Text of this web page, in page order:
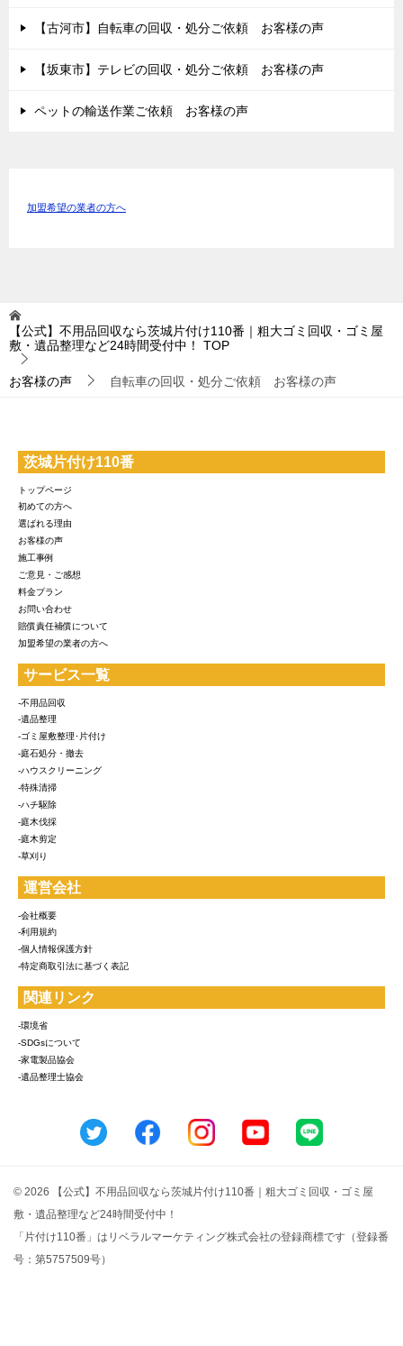
【古河市】自転車の回収・処分ご依頼 お客様の声
【坂東市】テレビの回収・処分ご依頼 お客様の声
ペットの輸送作業ご依頼 お客様の声
加盟希望の業者の方へ
【公式】不用品回収なら茨城片付け110番｜粗大ゴミ回収・ゴミ屋
敷・遺品整理など24時間受付中！
TOP
お客様の声 自転車の回収・処分ご依頼 お客様の声
茨城片付け110番
トップページ
初めての方へ
選ばれる理由
お客様の声
施工事例
ご意見・ご感想
料金プラン
お問い合わせ
賠償責任補償について
加盟希望の業者の方へ
サービス一覧
-不用品回収
-遺品整理
-ゴミ屋敷整理･片付け
-庭石処分・撤去
-ハウスクリーニング
-特殊清掃
-ハチ駆除
-庭木伐採
-庭木剪定
-草刈り
運営会社
-会社概要
-利用規約
-個人情報保護方針
-特定商取引法に基づく表記
関連リンク
-環境省
-SDGsについて
-家電製品協会
-遺品整理士協会
© 2026 【公式】不用品回収なら茨城片付け110番｜粗大ゴミ回収・ゴミ屋
敷・遺品整理など24時間受付中！
「片付け110番」はリベラルマーケティング株式会社の登録商標です（登録番
号：第5757509号）